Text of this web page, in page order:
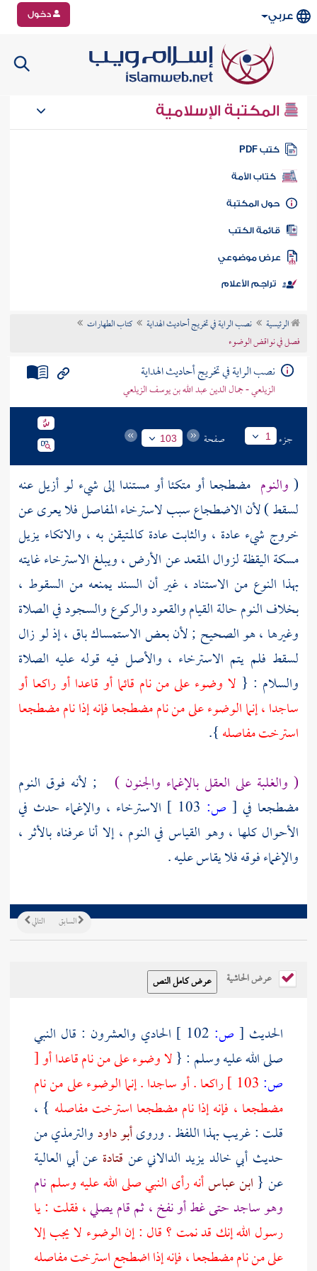
عربي دخول
المكتبة الإسلامية
كتب PDF
كتاب الأمة
المكتبة
الكتب
موضوعي
تراجم الأعلام
الرئيسية نصب الراية في تخريج أحاديث الهداية
كتاب الطهارات
فصل في نواقض الوضوء
نصب الراية في تخريج أحاديث الهداية
الزيلعي - جمال الدين عبد الله بن يوسف الزيلعي
جزء 1 صفحة 103
( والنوم مضطجعا أو متكئا أو مستندا إلى شيء لو أزيل عنه
لسقط ) لأن الاضطجاع سبب لاسترخاء المفاصل فلا يعرى عن
خروج شيء عادة ، والثابت عادة كالمتيقن به ، والاتكاء يزيل
مسكة اليقظة لزوال المقعد عن الأرض ، ويبلغ الاسترخاء غايته
بهذا النوع من الاستناد ، غير أن السند يمنعه من السقوط ،
بخلاف النوم حالة القيام والقعود والركوع والسجود في الصلاة
وغيرها ، هو الصحيح ; لأن بعض الاستمساك باق ، إذ لو زال
لسقط فلم يتم الاسترخاء ، والأصل فيه قوله عليه الصلاة
والسلام : { لا وضوء على من نام قائما أو قاعدا أو راكعا أو
ساجدا ، إنما الوضوء على من نام مضطجعا فإنه إذا نام مضطجعا
استرخت مفاصله}.
( والغلبة على العقل بالإغماء والجنون )
; لأنه فوق النوم
مضطجعا في [ ص:
الاسترخاء ، والإغماء حدث في
الأحوال كلها ، وهو القياس في النوم ، إلا أنا عرفناه بالأثر ،
والإغماء فوقه فلا يقاس عليه .
التالي السابق
عرض الحاشية
الحديث [ ص:
الحادي والعشرون : قال النبي
صلى الله عليه وسلم : {لا وضوء على من نام قاعدا أو[
ص:
راكعا . أو ساجدا . إنما الوضوء على من نام
مضطجعا ، فإنه إذا نام مضطجعا استرخت مفاصله } ،
قلت : غريب بهذا اللفظ . وروىأبو داودوالترمذيمن
حديث أبي خالد يزيد الدالانيعن قتادة عنأبي العالية
عن { ابن عباسأنه رأى النبي صلى الله عليه وسلمنام
وهو ساجد حتى غط أو نفخ ، ثم قام يصلي، فقلت : يا
رسول الله إنك قد نمت ؟ قال : إن الوضوء لا يجب إلا
على من نام مضطجعا ، فإنه إذا اضطجع استرخت مفاصله